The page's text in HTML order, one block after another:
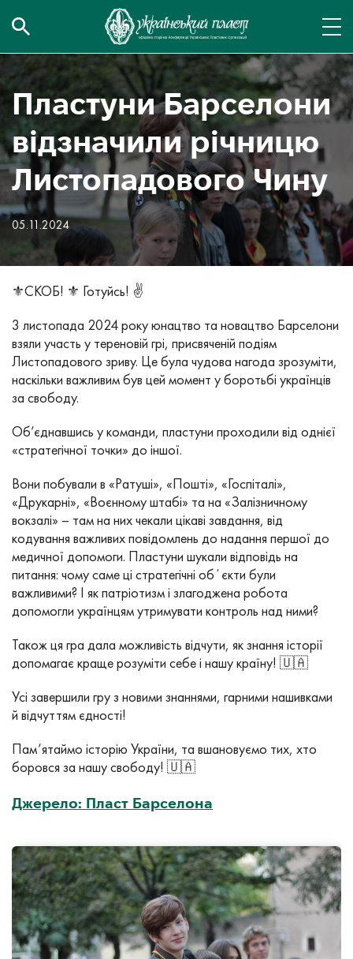
Пластуни Барселони
відзначили річницю
Листопадового Чину
05.11.2024
⚜️СКОБ! ⚜️ Готуйсь! ✌️
3 листопада 2024 року юнацтво та новацтво Барселони
взяли участь у тереновій грі, присвяченій подіям
Листопадового зриву. Це була чудова нагода зрозуміти,
наскільки важливим був цей момент у боротьбі українців
за свободу.
Об’єднавшись у команди, пластуни проходили від однієї
«стратегічної точки» до іншої.
Вони побували в «Ратуші», «Пошті», «Госпіталі»,
«Друкарні», «Воєнному штабі» та на «Залізничному
вокзалі» – там на них чекали цікаві завдання, від
кодування важливих повідомлень до надання першої до
медичної допомоги. Пластуни шукали відповідь на
питання: чому саме ці стратегічні обʼєкти були
важливими? І як патріотизм і злагоджена робота
допомогли українцям утримувати контроль над ними?
Також ця гра дала можливість відчути, як знання історії
допомагає краще розуміти себе і нашу країну! 🇺🇦
Усі завершили гру з новими знаннями, гарними нашивками
й відчуттям єдності!
Пам’ятаймо історію України, та вшановуємо тих, хто
боровся за нашу свободу! 🇺🇦
Джерело: Пласт Барселона